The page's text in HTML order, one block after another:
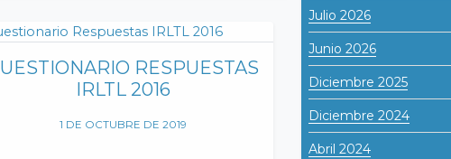
RESPUESTAS
IRLTL 2016
1 DE OCTUBRE DE 2019
Julio 2026
Junio 2026
Diciembre 2025
Diciembre 2024
Abril 2024